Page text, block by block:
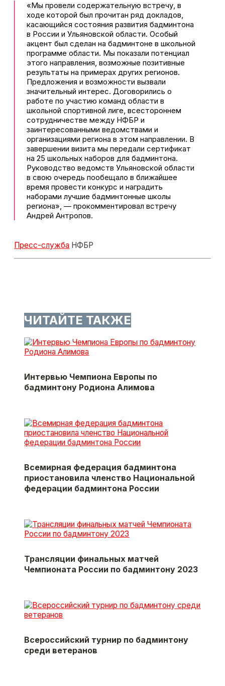
«Мы провели содержательную встречу, в
ходе которой был прочитан ряд докладов,
касающийся состояния развития бадминтона
в России и Ульяновской области. Особый
акцент был сделан на бадминтоне в школьной
программе области. Мы показали потенциал
этого направления, возможные позитивные
результаты на примерах других регионов.
Предложения и возможности вызвали
значительный интерес. Договорились о
работе по участию команд области в
школьной спортивной лиге, всестороннем
сотрудничестве между НФБР и
заинтересованными ведомствами и
организациями региона в этом направлении. В
завершении визита мы передали сертификат
на 25 школьных наборов для бадминтона.
Руководство ведомств Ульяновской области
в свою очередь пообещало в ближайшее
время провести конкурс и наградить
наборами лучшие бадминтонные школы
региона», — прокомментировал встречу
Андрей Антропов.
Пресс-служба НФБР
ЧИТАЙТЕ ТАКЖЕ
Интервью Чемпиона Европы по
бадминтону Родиона Алимова
Всемирная федерация бадминтона
приостановила членство Национальной
федерации бадминтона России
Трансляции финальных матчей
Чемпионата России по бадминтону 2023
Всероссийский турнир по бадминтону
среди ветеранов